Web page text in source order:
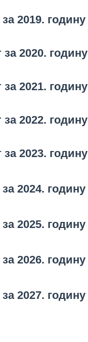
2019. годину
за 2020. годину
за 2021. годину
за 2022. годину
за 2023. годину
2024. годину
2025. годину
2026. годину
2027. годину